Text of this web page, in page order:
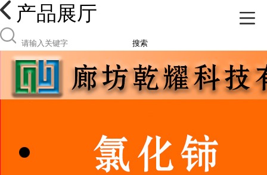
产品展厅
搜索